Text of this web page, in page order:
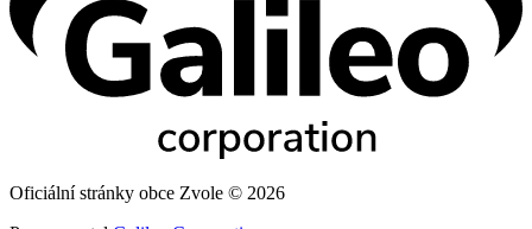
Oficiální stránky obce Zvole © 2026